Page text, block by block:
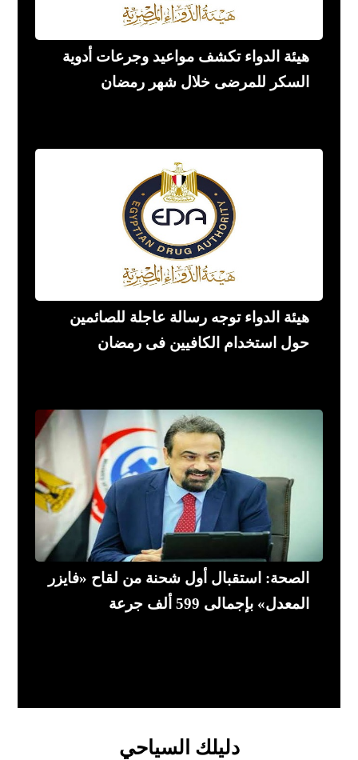
هيئة الدواء تكشف مواعيد وجرعات أدوية
السكر للمرضى خلال شهر رمضان
هيئة الدواء توجه رسالة عاجلة للصائمين
حول استخدام الكافيين فى رمضان
الصحة: استقبال أول شحنة من لقاح «فايزر
المعدل» بإجمالى 599 ألف جرعة
دليلك السياحي